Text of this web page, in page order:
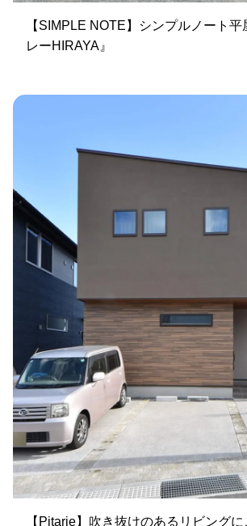
【SIMPLE NOTE】シンプルノート
レーHIRAYA』
【Pitarie】吹き抜けのあるリビング